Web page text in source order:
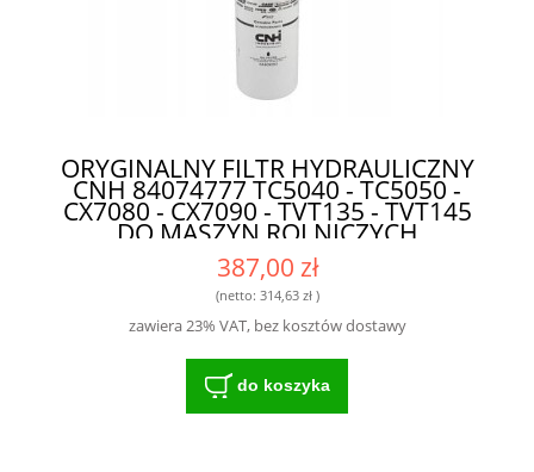
ORYGINALNY FILTR HYDRAULICZNY
CNH 84074777 TC5040 - TC5050 -
CX7080 - CX7090 - TVT135 - TVT145
DO MASZYN ROLNICZYCH
387,00 zł
(netto: 314,63 zł)
zawiera 23% VAT, bez kosztów dostawy
do koszyka